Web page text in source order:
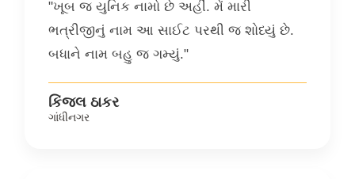
"ખૂબ જ યુનિક નામો છે અહીં. મેં મારી
ભત્રીજીનું નામ આ સાઈટ પરથી જ શોધ્યું છે.
બધાને નામ બહુ જ ગમ્યું."
કિંજલ ઠાકર
ગાંધીનગર